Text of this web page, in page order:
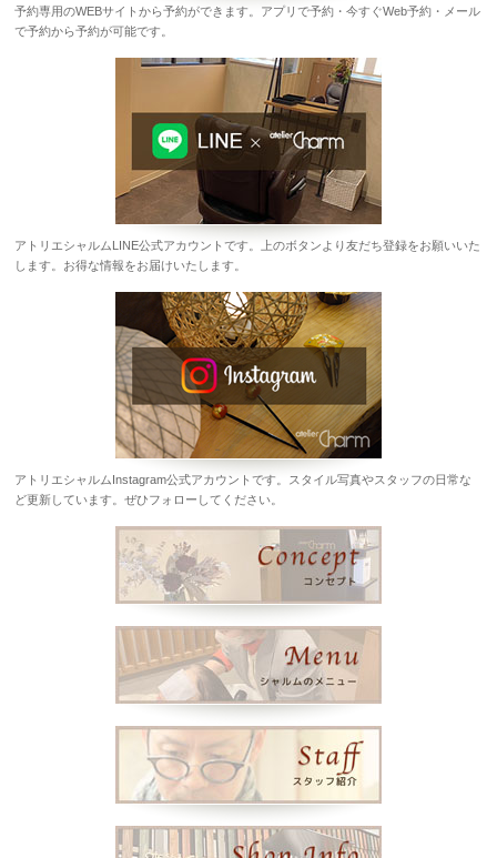
予約専用のWEBサイトから予約ができます。アプリで予約・今すぐWeb予約・メール
で予約から予約が可能です。
アトリエシャルムLINE公式アカウントです。上のボタンより友だち登録をお願いいた
します。お得な情報をお届けいたします。
アトリエシャルムInstagram公式アカウントです。スタイル写真やスタッフの日常な
ど更新しています。ぜひフォローしてください。